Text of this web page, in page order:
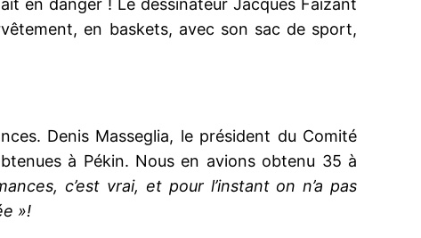
en danger ! Le dessinateur Jacques Faizant
en baskets, avec son sac de sport,
Denis Masseglia, le président du Comité
à Pékin. Nous en avions obtenu 35 à
c’est vrai, et pour l’instant on n’a pas
»!